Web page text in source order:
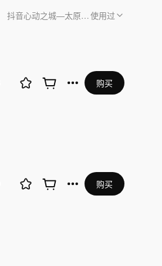
抖音心动之城—太原宠粉应援活动
使用过
购买
购买